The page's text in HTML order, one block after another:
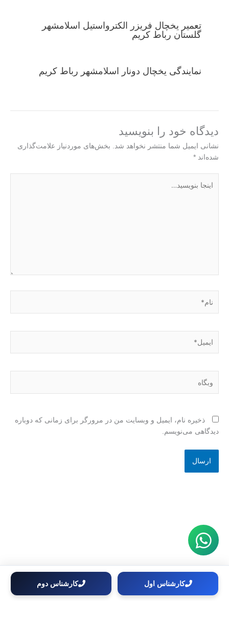
تعمیر یخچال فریزر الکترواستیل اسلامشهر
گلستان رباط کریم
نمایندگی یخچال دونار اسلامشهر رباط کریم
دیدگاه‌ خود را بنویسید
نشانی ایمیل شما منتشر نخواهد شد.
بخش‌های موردنیاز علامت‌گذاری
شده‌اند *
بنویسید…
ذخیره نام، ایمیل و وبسایت من در مرورگر برای زمانی که دوباره
دیدگاهی می‌نویسم.
کارشناس اول کارشناس دوم